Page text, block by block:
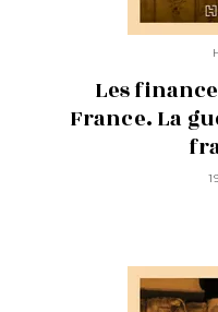
Les
France. La